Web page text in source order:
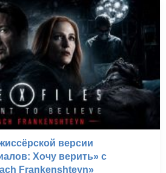
версии
Хочу верить» с
Frankenshteyn»